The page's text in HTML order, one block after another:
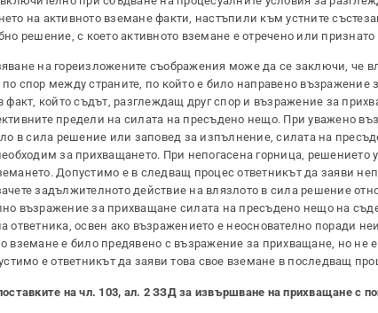
на активното вземане факти, настъпили към устните
решение, с което активното вземане е отречено или
на гореизложените съображения може да се заключи, че
спор между страните, по който е било направено възражение
факт, който съдът, разглеждащ друг спор и възражение за
предели на силата на пресъдено нещо. При уважено
в сила решение или заповед за изпълнение, силата на
за прихващането. При непогасена горница, решението
Допустимо е в следващ процес ответникът да заяви
задължителното действие на влязлото в сила решение
възражение за прихващане силата на пресъдено нещо на
ответника, освен ако възражението е неоснователно поради
вземане е било предявено с възражение за прихващане, но не
е ответникът да заяви това свое вземане в последващ
на чл. 103, ал. 2 ЗЗД за извършване на прихващане с